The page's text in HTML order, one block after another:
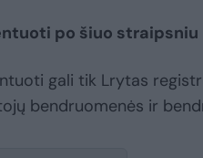
po šiuo straipsniu
gali tik Lrytas
bendruomenės ir